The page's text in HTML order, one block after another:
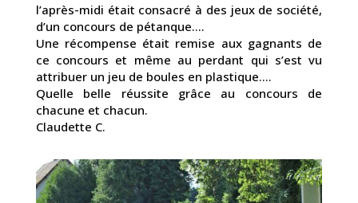
l’après-midi était consacré à des jeux de société,
d’un concours de pétanque….
Une récompense était remise aux gagnants de
ce concours et même au perdant qui s’est vu
attribuer un jeu de boules en plastique….
Quelle belle réussite grâce au concours de
chacune et chacun.
Claudette C.